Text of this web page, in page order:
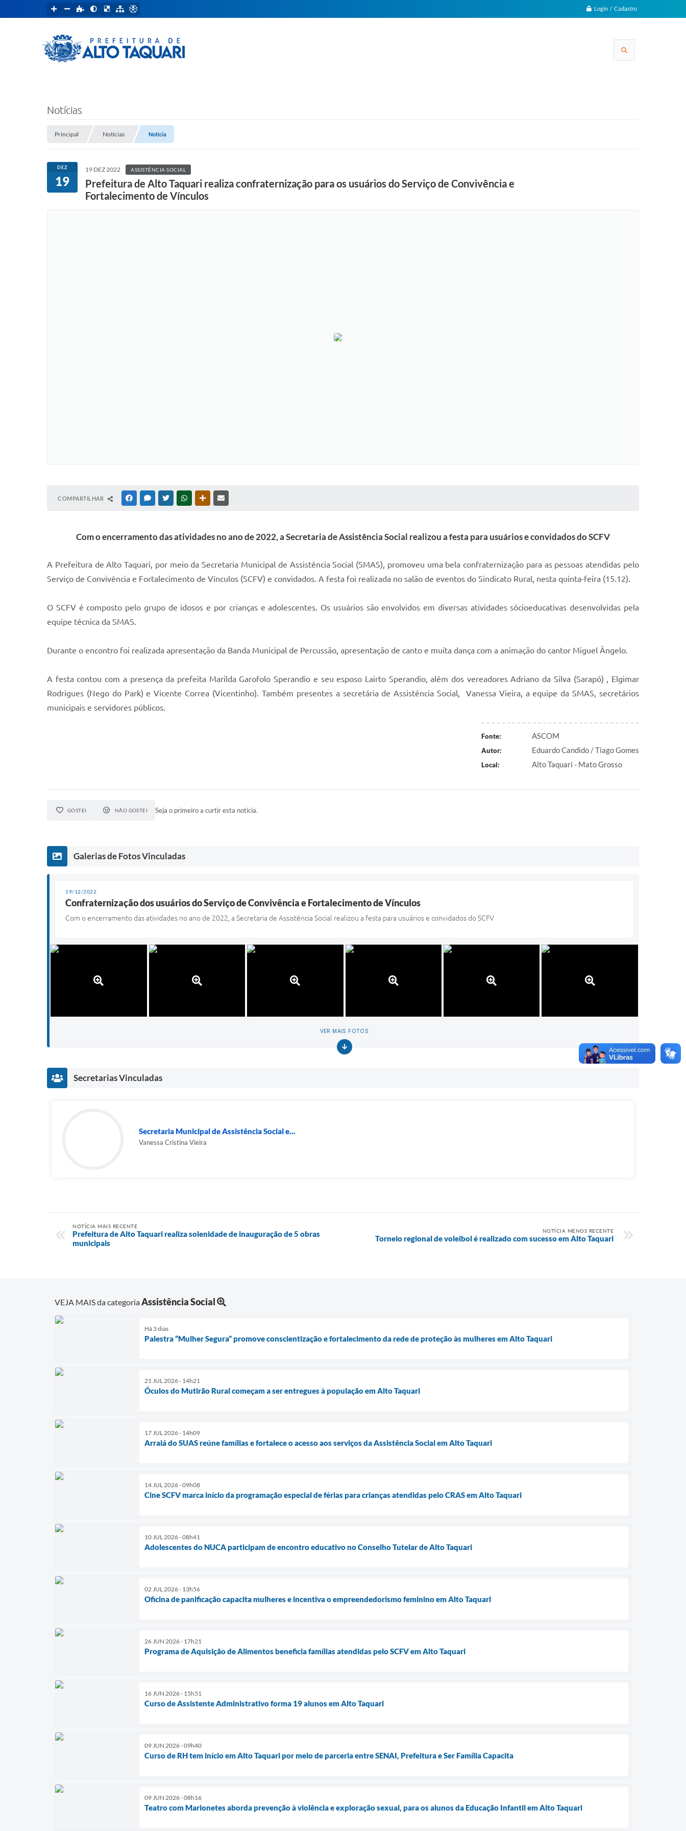
Login / Cadastro
Notícias
Principal Notícias Notícia
DEZ
19
19 DEZ 2022 ASSISTÊNCIA SOCIAL
Prefeitura de Alto Taquari realiza confraternização para os usuários do Serviço de Convivência e
Fortalecimento de Vínculos
COMPARTILHAR FACEBOOKMESSENGER
TWITTERWHATSAPPOUTRAS MÍDIAS
Com o encerramento das atividades no ano de 2022, a Secretaria de Assistência Social realizou a festa para usuários e convidados do SCFV
A Prefeitura de Alto Taquari, por meio da Secretaria Municipal de Assistência Social (SMAS), promoveu uma bela confraternização para as pessoas atendidas pelo
Serviço de Convivência e Fortalecimento de Vínculos (SCFV) e convidados. A festa foi realizada no salão de eventos do Sindicato Rural, nesta quinta-feira (15.12).
O SCFV é composto pelo grupo de idosos e por crianças e adolescentes. Os usuários são envolvidos em diversas atividades sócioeducativas desenvolvidas pela
equipe técnica da SMAS.
Durante o encontro foi realizada apresentação da Banda Municipal de Percussão, apresentação de canto e muita dança com a animação do cantor Miguel Ângelo.
A festa contou com a presença da prefeita Marilda Garofolo Sperandio e seu esposo Lairto Sperandio, além dos vereadores Adriano da Silva (Sarapó) , Elgimar
Rodrigues (Nego do Park) e Vicente Correa (Vicentinho). Também presentes a secretária de Assistência Social, Vanessa Vieira, a equipe da SMAS, secretários
municipais e servidores públicos.
Fonte: ASCOM
Autor: Eduardo Candido / Tiago Gomes
Local: Alto Taquari - Mato Grosso
GOSTEI NÃO GOSTEI Seja o primeiro a curtir esta notícia.
Galerias de Fotos Vinculadas
19/12/2022
Confraternização dos usuários do Serviço de Convivência e Fortalecimento de Vínculos
Com o encerramento das atividades no ano de 2022, a Secretaria de Assistência Social realizou a festa para usuários e convidados do SCFV
VER MAIS FOTOS
Secretarias Vinculadas
Secretaria Municipal de Assistência Social e...
Vanessa Cristina Vieira
NOTÍCIA MAIS RECENTE
Prefeitura de Alto Taquari realiza solenidade de inauguração de 5 obras
municipais
NOTÍCIA MENOS RECENTE
Torneio regional de voleibol é realizado com sucesso em Alto Taquari
VEJA MAIS da categoriaAssistência Social
Há 3 dias
Palestra “Mulher Segura” promove conscientização e fortalecimento da rede de proteção às mulheres em Alto Taquari
21 JUL 2026 - 14h21
Óculos do Mutirão Rural começam a ser entregues à população em Alto Taquari
17 JUL 2026 - 14h09
Arraiá do SUAS reúne famílias e fortalece o acesso aos serviços da Assistência Social em Alto Taquari
14 JUL 2026 - 09h08
Cine SCFV marca início da programação especial de férias para crianças atendidas pelo CRAS em Alto Taquari
10 JUL 2026 - 08h41
Adolescentes do NUCA participam de encontro educativo no Conselho Tutelar de Alto Taquari
02 JUL 2026 - 13h56
Oficina de panificação capacita mulheres e incentiva o empreendedorismo feminino em Alto Taquari
26 JUN 2026 - 17h21
Programa de Aquisição de Alimentos beneficia famílias atendidas pelo SCFV em Alto Taquari
16 JUN 2026 - 15h51
Curso de Assistente Administrativo forma 19 alunos em Alto Taquari
09 JUN 2026 - 09h40
Curso de RH tem início em Alto Taquari por meio de parceria entre SENAI, Prefeitura e Ser Família Capacita
09 JUN 2026 - 08h16
Teatro com Marionetes aborda prevenção à violência e exploração sexual, para os alunos da Educação Infantil em Alto Taquari